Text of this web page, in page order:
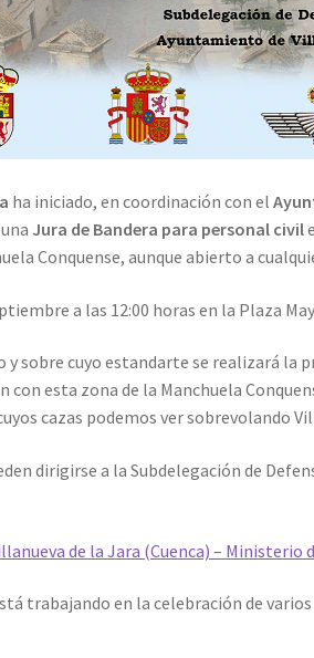
ha iniciado, en coordinación con el
Jura de Bandera para personal civil
Conquense, aunque abierto a
a las 12:00 horas en la Plaza
sobre cuyo estandarte se realizará la
con esta zona de la Manchuela
cazas podemos ver sobrevolando
dirigirse a la Subdelegación de
de la Jara (Cuenca) – Ministerio
trabajando en la celebración de